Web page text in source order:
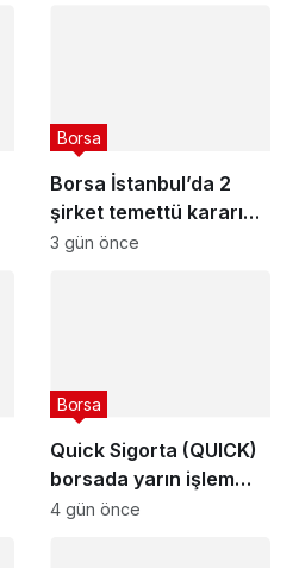
Borsa İstanbul’da 2
şirket temettü kararını
açıkladı – 6 Ağustos
Borsa
3 gün önce
Quick Sigorta (QUICK)
borsada yarın işlem
görmeye başlayacak
Borsa
4 gün önce